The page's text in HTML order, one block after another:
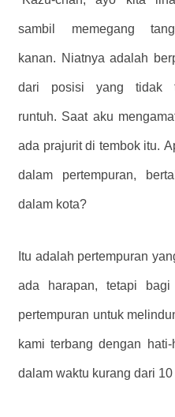
sambil memegang
kanan. Niatnya adalah
dari posisi yang tidak
runtuh. Saat aku
ada prajurit di tembok itu.
dalam pertempuran,
dalam kota?
Itu adalah pertempuran
ada harapan, tetapi
pertempuran untuk
kami terbang dengan
dalam waktu kurang dari 10